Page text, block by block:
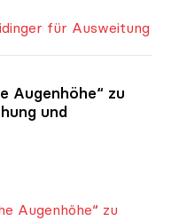
für Ausweitung
Augenhöhe“ zu
und
Augenhöhe“ zu